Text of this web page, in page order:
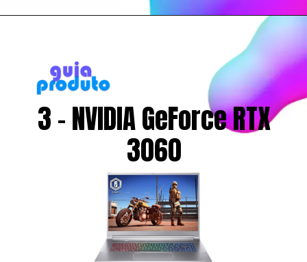
3 - NVIDIA GeForce RTX
3060